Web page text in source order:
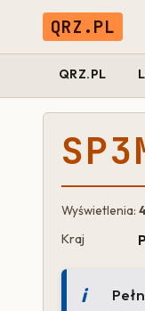
QRZ.PL
QRZ.PL
Wyświetlenia:
Kraj